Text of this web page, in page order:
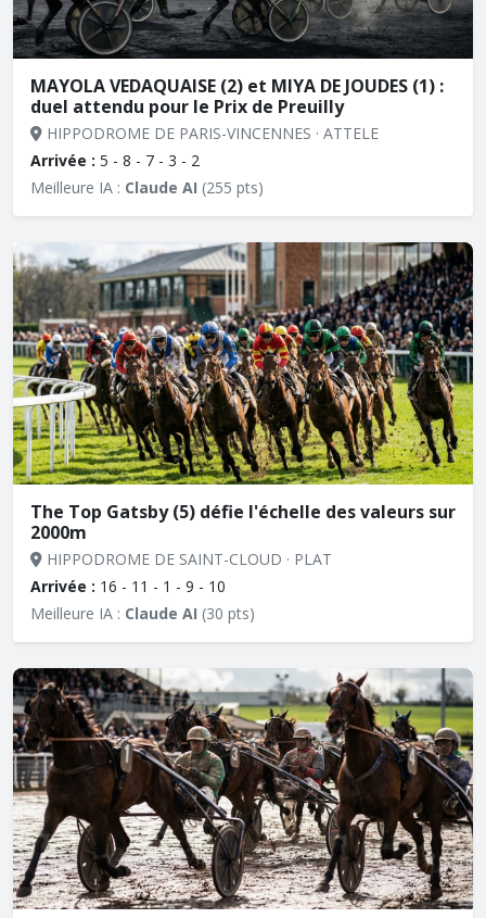
MAYOLA VEDAQUAISE (2) et MIYA DE JOUDES (1) :
duel attendu pour le Prix de Preuilly
HIPPODROME DE PARIS-VINCENNES · ATTELE
Arrivée : 5 - 8 - 7 - 3 - 2
Meilleure IA : Claude AI (255 pts)
The Top Gatsby (5) défie l'échelle des valeurs sur
2000m
HIPPODROME DE SAINT-CLOUD · PLAT
Arrivée : 16 - 11 - 1 - 9 - 10
Meilleure IA : Claude AI (30 pts)